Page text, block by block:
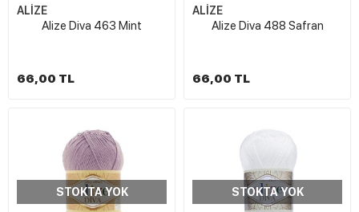
ALİZE
Alize Diva 463 Mint
66,00 TL
ALİZE
Alize Diva 488 Safran
66,00 TL
STOKTA YOK STOKTA YOK